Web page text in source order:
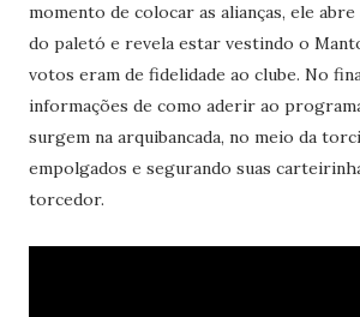
momento de colocar as alianças, ele
do paletó e revela estar vestindo o
votos eram de fidelidade ao clube. No
informações de como aderir ao
surgem na arquibancada, no meio da
empolgados e segurando suas
torcedor.